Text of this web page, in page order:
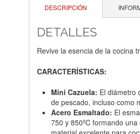
DESCRIPCIÓN
DETALLES
Revive la esencia de la cocina
CARACTERÍSTICAS:
Mini Cazuela: El diámetro
de pescado, incluso como
Acero Esmaltado: El
750 y 850ºC formando